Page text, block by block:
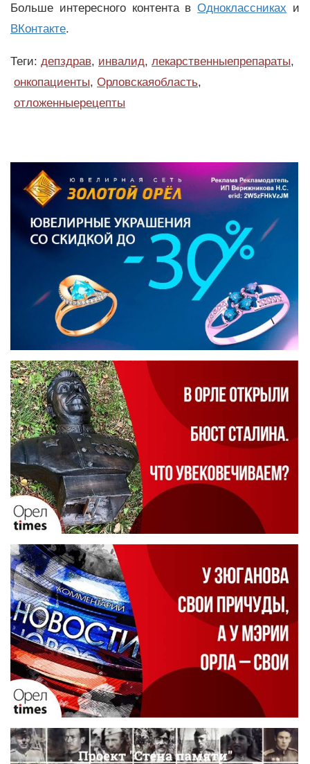
Больше интересного контента вОдноклассниках и
ВКонтакте.
Теги: депздрав, инвалид, лекарственныепрепараты,
онкопациенты, Орловскаяобласть,
отложенныерецепты